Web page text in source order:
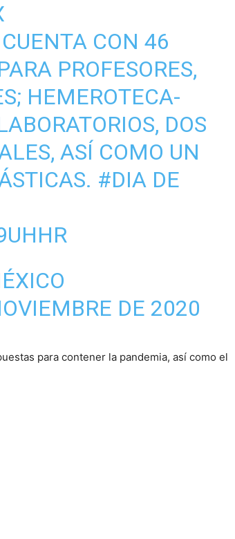
CON 46
PROFESORES,
HEMEROTECA-
DOS
ASÍ COMO UN
#DIA DE
DE 2020
para contener la pandemia, así como el